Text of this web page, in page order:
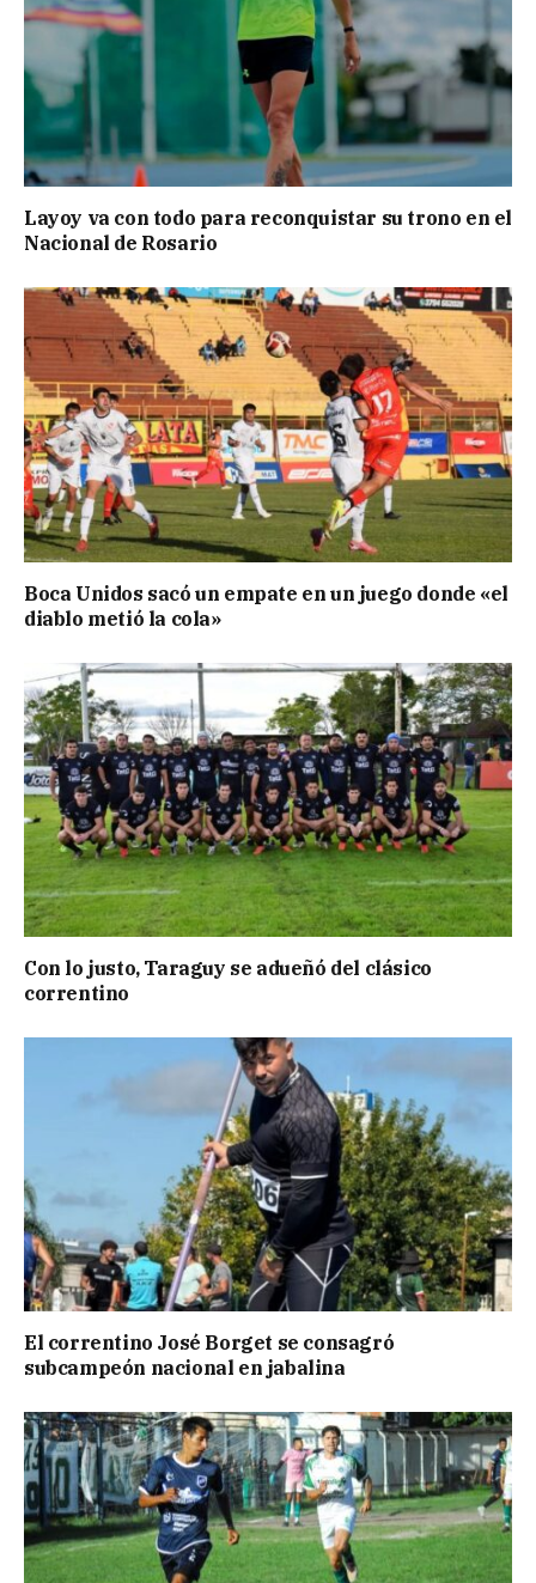
Layoy va con todo para reconquistar su trono en el
Nacional de Rosario
Boca Unidos sacó un empate en un juego donde «el
diablo metió la cola»
Con lo justo, Taraguy se adueñó del clásico
correntino
El correntino José Borget se consagró
subcampeón nacional en jabalina